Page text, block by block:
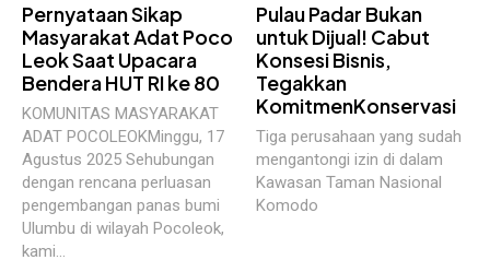
Pernyataan Sikap
Masyarakat Adat Poco
Leok Saat Upacara
Bendera HUT RI ke 80
KOMUNITAS MASYARAKAT
ADAT POCOLEOKMinggu, 17
Agustus 2025 Sehubungan
dengan rencana perluasan
pengembangan panas bumi
Ulumbu di wilayah Pocoleok,
kami...
Pulau Padar Bukan
untuk Dijual! Cabut
Konsesi Bisnis,
Tegakkan
KomitmenKonservasi
Tiga perusahaan yang sudah
mengantongi izin di dalam
Kawasan Taman Nasional
Komodo